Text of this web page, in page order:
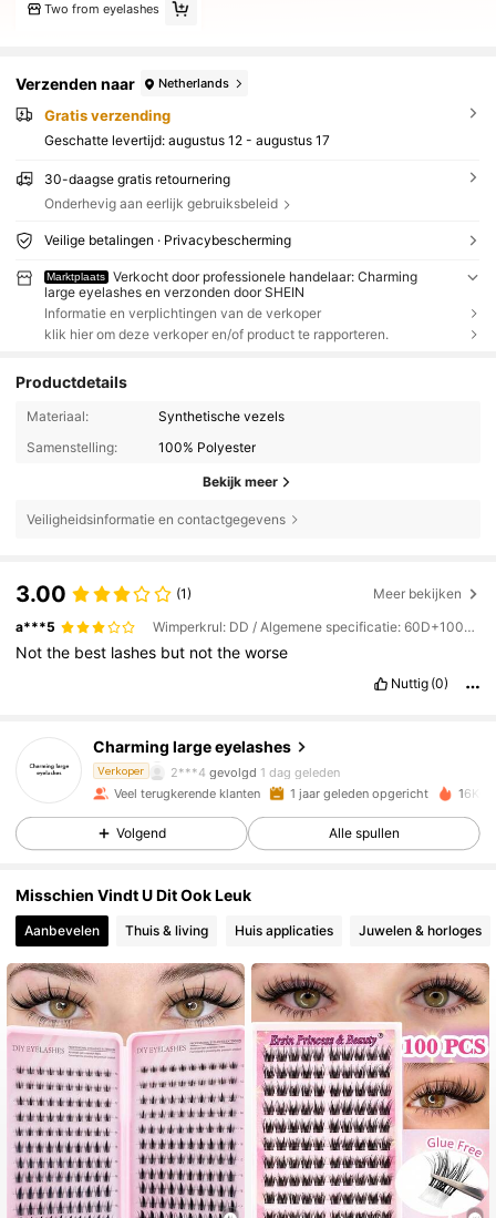
Two from eyelashes
Verzenden naar Netherlands
Gratis verzending
Geschatte levertijd: augustus 12 - augustus 17
30-daagse gratis retournering
Onderhevig aan eerlijk gebruiksbeleid
Veilige betalingen · Privacybescherming
Marktplaats
Verkocht door professionele handelaar: Charming
large eyelashes en verzonden door SHEIN
Informatie en verplichtingen van de verkoper
klik hier om deze verkoper en/of product te rapporteren.
Productdetails
Materiaal:
Synthetische vezels
Samenstelling:
100% Polyester
Bekijk meer
Veiligheidsinformatie en contactgegevens
3.00 (1) Meer bekijken
a***5 Wimperkrul: DD / Algemene specificatie: 60D+100D+160D
Notthe best lashes but nottheworse
Nuttig (0)
Charming large eyelashes
Verkoper
4.86 705 Volgers
2***4 gevolgd 1 dag geleden
4.86 705 Volgers
4.86 705 Volgers
4.86 705 Volgers
Veel terugkerende klanten 1 jaar geleden opgericht 16K+
Volgend Alle spullen
Misschien Vindt U Dit Ook Leuk
Aanbevelen Thuis & living Huis applicaties Juwelen & horloges